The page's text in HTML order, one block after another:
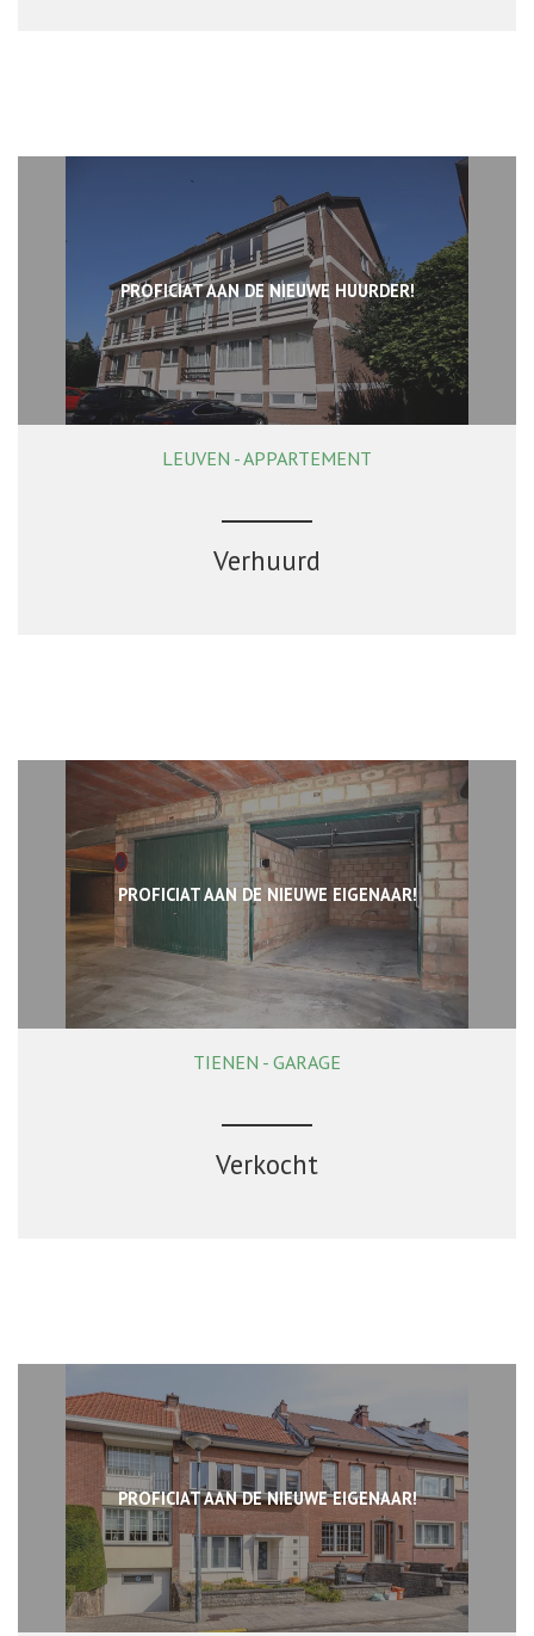
PROFICIAT AAN DE NIEUWE HUURDER!
78 m² 2 1
LEUVEN - APPARTEMENT
Verhuurd
PROFICIAT AAN DE NIEUWE EIGENAAR!
Ja
TIENEN - GARAGE
Verkocht
PROFICIAT AAN DE NIEUWE EIGENAAR!